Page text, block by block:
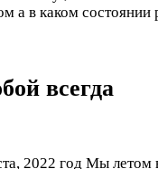
а в каком состоянии
всегда
2022 год Мы летом